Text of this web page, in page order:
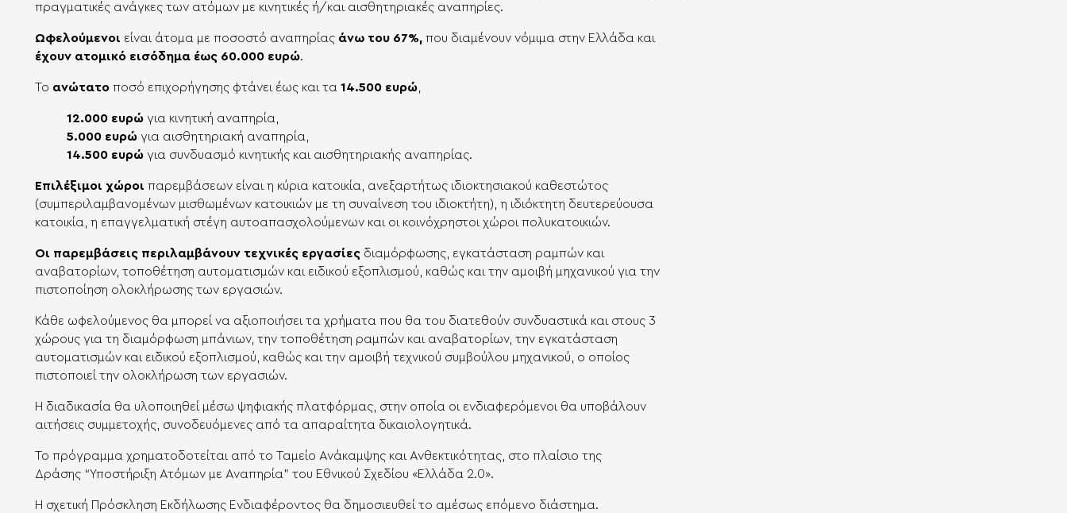
πραγματικές ανάγκες των ατόμων με κινητικές ή/και αισθητηριακές αναπηρίες.
Ωφελούμενοι είναι άτομα με ποσοστό αναπηρίας άνω του 67%, που διαμένουν νόμιμα στην Ελλάδα και
έχουν ατομικό εισόδημα έως 60.000 ευρώ.
Το ανώτατο ποσό επιχορήγησης φτάνει έως και τα 14.500 ευρώ
12.000 ευρώ για κινητική αναπηρία,
5.000 ευρώ για αισθητηριακή αναπηρία,
14.500 ευρώ για συνδυασμό κινητικής και αισθητηριακής αναπηρίας.
Επιλέξιμοι χώροι παρεμβάσεων είναι η κύρια κατοικία, ανεξαρτήτως ιδιοκτησιακού καθεστώτος
(συμπεριλαμβανομένων μισθωμένων κατοικιών με τη συναίνεση του ιδιοκτήτη), η ιδιόκτητη δευτερεύουσα
κατοικία, η επαγγελματική στέγη αυτοαπασχολούμενων και οι κοινόχρηστοι χώροι πολυκατοικιών.
Οι παρεμβάσεις περιλαμβάνουν τεχνικές εργασίες διαμόρφωσης, εγκατάσταση ραμπών και
αναβατορίων, τοποθέτηση αυτοματισμών και ειδικού εξοπλισμού, καθώς και την αμοιβή μηχανικού για την
πιστοποίηση ολοκλήρωσης των εργασιών.
Κάθε ωφελούμενος θα μπορεί να αξιοποιήσει τα χρήματα που θα του διατεθούν συνδυαστικά και στους 3
χώρους για τη διαμόρφωση μπάνιων, την τοποθέτηση ραμπών και αναβατορίων, την εγκατάσταση
αυτοματισμών και ειδικού εξοπλισμού, καθώς και την αμοιβή τεχνικού συμβούλου μηχανικού, ο οποίος
πιστοποιεί την ολοκλήρωση των εργασιών.
Η διαδικασία θα υλοποιηθεί μέσω ψηφιακής πλατφόρμας, στην οποία οι ενδιαφερόμενοι θα υποβάλουν
αιτήσεις συμμετοχής, συνοδευόμενες από τα απαραίτητα δικαιολογητικά.
Το πρόγραμμα χρηματοδοτείται από το Ταμείο Ανάκαμψης και Ανθεκτικότητας, στο πλαίσιο της
Δράσης “Υποστήριξη Ατόμων με Αναπηρία” του Εθνικού Σχεδίου «Ελλάδα 2.0».
Η σχετική Πρόσκληση Εκδήλωσης Ενδιαφέροντος θα δημοσιευθεί το αμέσως επόμενο διάστημα.